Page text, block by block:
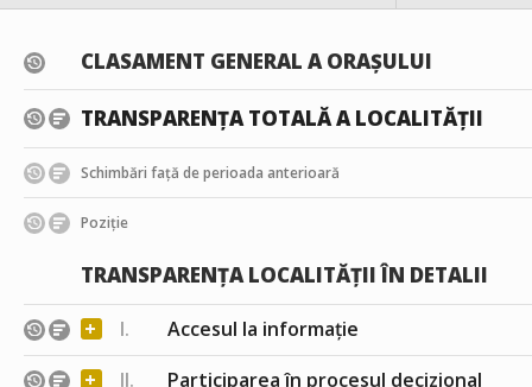
CLASAMENT GENERAL A ORAȘULUI
TRANSPARENȚA TOTALĂ A LOCALITĂȚII
Schimbări față de perioada anterioară
Poziție
TRANSPARENȚA LOCALITĂȚII ÎN DETALII
+
I. Accesul la informație
+ II. Participarea în procesul decizional